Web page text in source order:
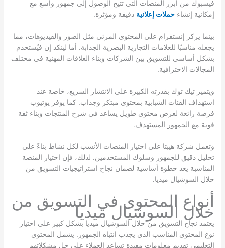
فيسبوك من أبرز المنصات التي تتيح الوصول إلى جمهور واسع مع
إمكانية إنشاءحملات إعلانية دقيقة ومؤثرة.
بينما يركز إنستقرام على المحتوى المرئي مثل الصور والفيديوهات، مما
يجعله مناسبًا للعلامات التجارية البصرية الجذابة. أما لينكد إن فيُستخدم
بشكل أساسي للتسويق بين الشركات وبناء العلاقات المهنية في مختلف
المجالات الاحترافية.
ويتميز تيك توك بقدرته الكبيرة على الانتشار السريع، خاصة عند
استهداف الفئات الشبابية بمحتوى مبتكر وجذاب. كما يوفر يوتيوب
فرصة رائعة لعرض محتوى طويل يساعد في شرح المنتجات وبناء ثقة
قوية مع الجمهور المستهدف.
وتعمل شركة هيبتا على اختيار المنصات الأنسب لكل نشاط بناءً على
تحليل دقيق للجمهور وسلوك المستخدمين. لذلك، فإن اختيار المنصة
المناسبة يعد خطوة أساسية لضمان نجاح استراتيجيات التسويق من
خلال السوشيال ميديا.
أنواع المحتوى في التسويق من
خلال السوشيال ميديا
يعتمد نجاح التسويق من خلال السوشيال ميديا بشكل كبير على اختيار
نوع المحتوى المناسب الذي يجذب انتباه الجمهور. يشمل المحتوى
التعليمي تقديم معلومات مفيدة تساعد العملاء على حل مشكلاتهم